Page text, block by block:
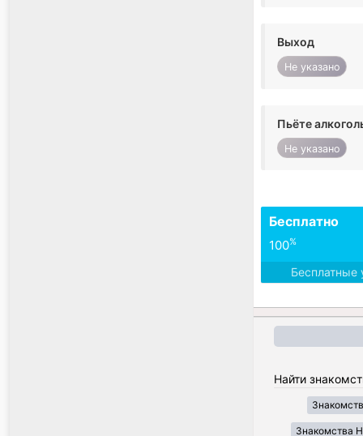
Выход
Не указано
Пьёте
Не указано
Бесплатно
100%
Бесплатные
Найти
Знакомства